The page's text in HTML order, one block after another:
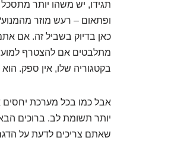
תגידו, יש משהו יותר
ופתאום – רעש מוזר
מתלבטים אם להצטרף
בקטגוריה שלו, אין ספק. הוא
אבל כמו בכל מערכת
יותר תשומת לב. ברוכים
שאתם צריכים לדעת על